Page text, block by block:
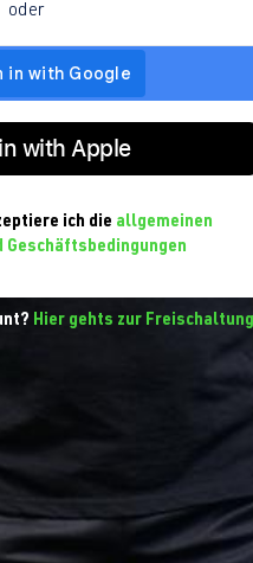
oder
with Apple
ich die allgemeinen
Geschäftsbedingungen
Hier gehts zur Freischaltung